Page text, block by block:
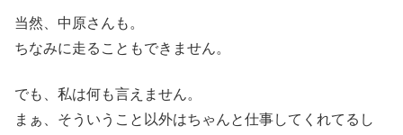
当然、中原さんも。
ちなみに走ることもできません。
でも、私は何も言えません。
まぁ、そういうこと以外はちゃんと仕事してくれてるし